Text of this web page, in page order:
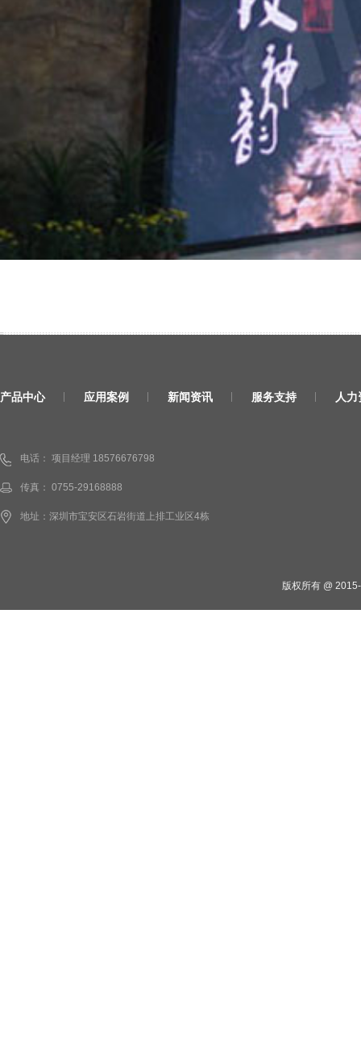
产品中心 应用案例 新闻资讯 服务支持 人
电话： 项目经理 18576676798
传真： 0755-29168888
地址：深圳市宝安区石岩街道上排工业区4栋
版权所有 @